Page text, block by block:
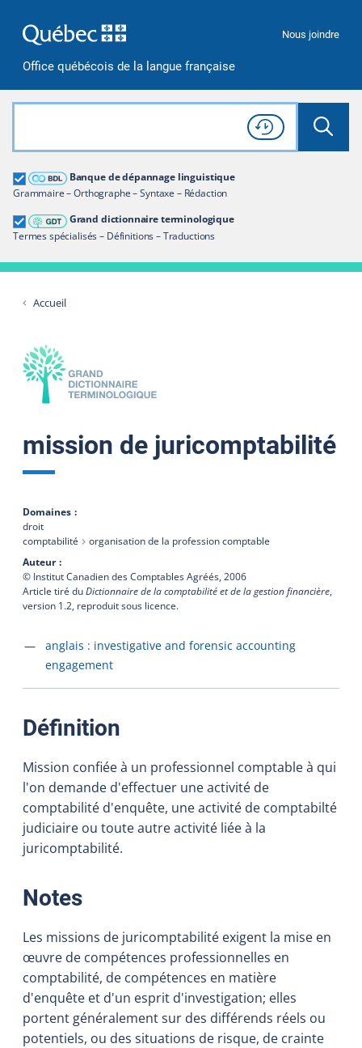
Office québécois de la langue française
Nous joindre
Rechercher dans tout le site
Lancer
Consulter l'
Historique
de recherche
Banque de dépannage linguistique
Grammaire – Orthographe – Syntaxe – Rédaction
Grand dictionnaire terminologique
Termes spécialisés – Définitions – Traductions
Grand dictionnaire terminologique
Restreindre aux termes
Accueil
mission de juricomptabilité
Domaines
droit
comptabilité
organisation de la profession comptable
Auteur
© Institut Canadien des Comptables Agréés, 2006
Article tiré duDictionnaire de la comptabilité et de la gestion financière,
version 1.2, reproduit sous licence.
Accéder à la fiche en
anglais : investigative and forensic accounting
engagement
Définition
Mission confiée à un professionnel comptable à qui
l'on demande d'effectuer une activité de
comptabilité d'enquête, une activité de comptabilté
judiciaire ou toute autre activité liée à la
juricomptabilité.
Notes:
Les missions de juricomptabilité exigent la mise en
œuvre de compétences professionnelles en
comptabilité, de compétences en matière
d'enquête et d'un esprit d'investigation; elles
portent généralement sur des différends réels ou
potentiels, ou des situations de risque, de crainte